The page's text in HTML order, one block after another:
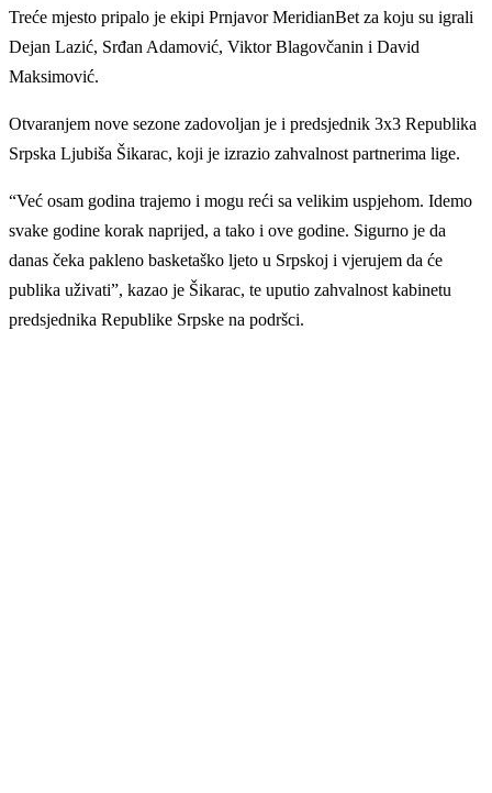
Treće mjesto pripalo je ekipi Prnjavor MeridianBet za koju su igrali
Dejan Lazić, Srđan Adamović, Viktor Blagovčanin i David
Maksimović.
Otvaranjem nove sezone zadovoljan je i predsjednik 3x3 Republika
Srpska Ljubiša Šikarac, koji je izrazio zahvalnost partnerima lige.
“Već osam godina trajemo i mogu reći sa velikim uspjehom. Idemo
svake godine korak naprijed, a tako i ove godine. Sigurno je da
danas čeka pakleno basketaško ljeto u Srpskoj i vjerujem da će
publika uživati”, kazao je Šikarac, te uputio zahvalnost kabinetu
predsjednika Republike Srpske na podršci.